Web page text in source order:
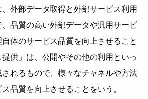
、外部データ取得と外部サービス利用
品質の高い外部データや汎用サービ
体のサービス品質を向上させること
供」は、公開やその他の利用といっ
れるもので、様々なチャネルや方法
品質を向上させることをいう。